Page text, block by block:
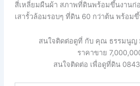
สี่เหลี่ยมผืนผ้า สภาพที่ดินพร้อมขึ้นงานก่
เสารั้วล้อมรอบๆ ที่ดิน 60 กว่าต้น พร้อม
สนใจติดต่อดูที่ กับ คุณ ธรรมนูญ
ราคาขาย
สนใจติดต่อ เพื่อดูที่ดิน